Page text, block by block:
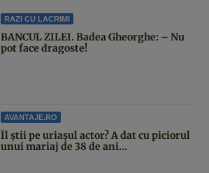
RAZI CU LACRIMI
BANCUL ZILEI. Badea Gheorghe: – Nu
pot face dragoste!
AVANTAJE.RO
Îl știi pe uriașul actor? A dat cu piciorul
unui mariaj de 38 de ani...